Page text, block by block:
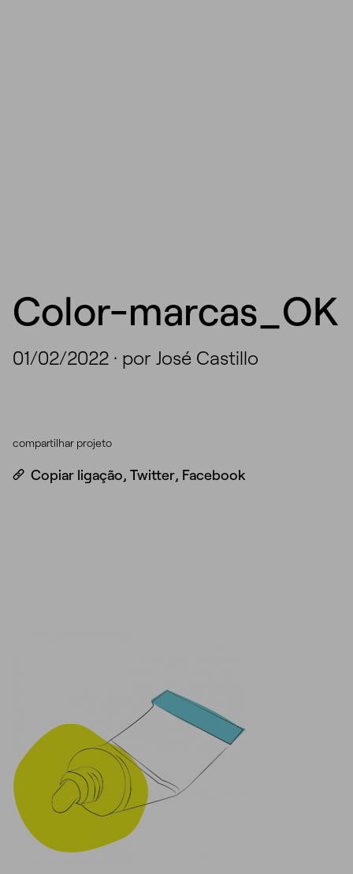
Color-marcas_OK
01/02/2022 · por José Castillo
compartilhar projeto
Copiar ligação, Twitter, Facebook